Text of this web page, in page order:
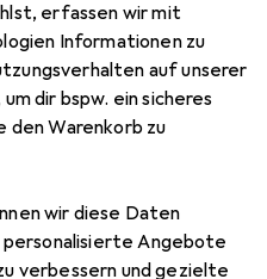
erfassen wir mit
Informationen zu
auf unserer
dir bspw. ein sicheres
den Warenkorb zu
wir diese Daten
personalisierte Angebote
verbessern und gezielte
Cable Lc - Lc